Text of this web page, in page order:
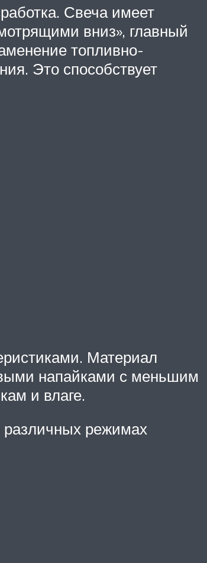
Свеча имеет
вниз», главный
топливно-
Это способствует
Материал
напайками с меньшим
и влаге.
различных режимах